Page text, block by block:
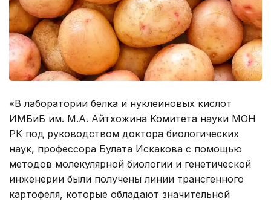
«В лаборатории белка и нуклеиновых кислот
ИМБиБ им. М.А. Айтхожина Комитета науки МОН
РК под руководством доктора биологических
наук, профессора Булата Искакова с помощью
методов молекулярной биологии и генетической
инженерии были получены линии трансгенного
картофеля, которые обладают значительной